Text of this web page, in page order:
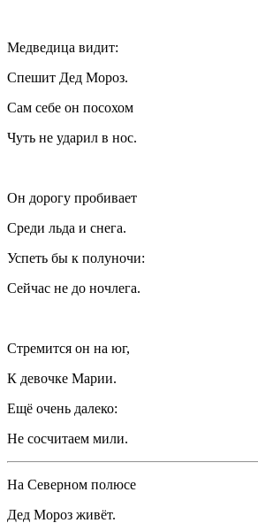
Медведица видит:
Спешит Дед Мороз.
Сам себе он посохом
Чуть не ударил в нос.
Он дорогу пробивает
Среди льда и снега.
Успеть бы к полуночи:
Сейчас не до ночлега.
Стремится он на юг,
К девочке Марии.
Ещё очень далеко:
Не сосчитаем мили.
На Северном полюсе
Дед Мороз живёт.